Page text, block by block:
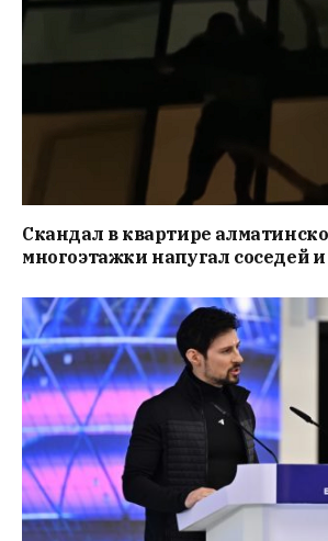
Скандал в квартире
многоэтажки напугал соседей